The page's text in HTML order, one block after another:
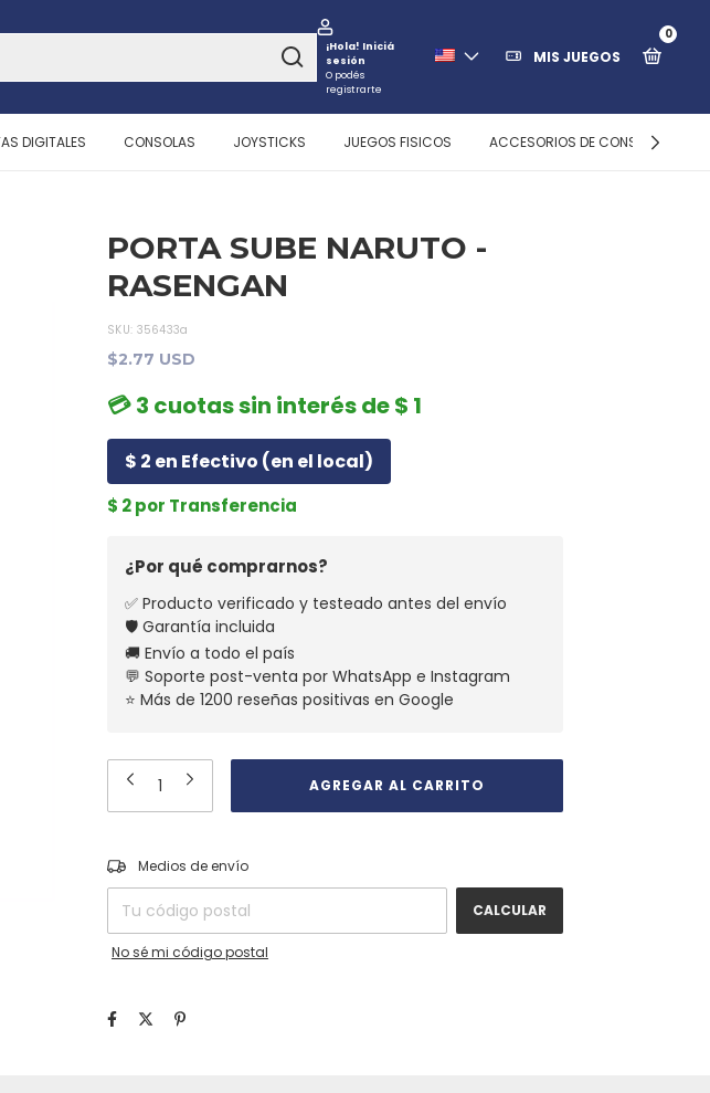
¡Hola! Iniciá
sesión
O podés
registrarte
MIS JUEGOS
0
DIGITALES CONSOLAS JOYSTICKS JUEGOS FISICOS ACCESORIOS DE CONSOLAS
PORTA SUBE NARUTO -
RASENGAN
SKU: 356433a
$2.77 USD
💳 3 cuotas sin interés de $ 1
$ 2 en Efectivo (en el local)
$ 2 por Transferencia
¿Por qué comprarnos?
✅ Producto verificado y testeado antes del envío
🛡️ Garantía incluida
🚚 Envío a todo el país
💬 Soporte post-venta por WhatsApp e Instagram
⭐ Más de 1200 reseñas positivas en Google
Entregas para el CP:
Medios de envío
CALCULAR
No sé mi código postal